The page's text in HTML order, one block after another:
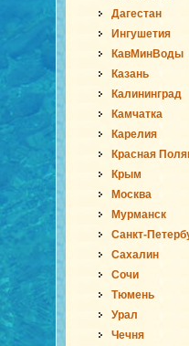
Дагестан
Ингушетия
КавМинВоды
Казань
Калининград
Камчатка
Карелия
Красная
Крым
Москва
Мурманск
Санкт-
Сахалин
Сочи
Тюмень
Урал
Чечня